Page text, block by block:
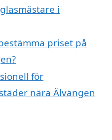
i
priset på
för
nära Älvängen